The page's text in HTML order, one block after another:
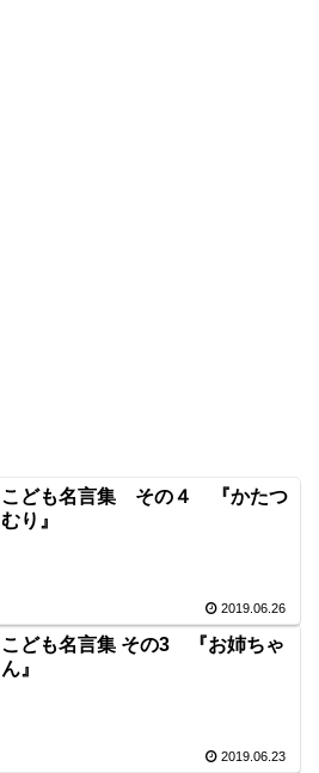
こども名言集 その４ 『かたつ
むり』
2019.06.26
こども名言集 その3 『お姉ちゃ
ん』
2019.06.23